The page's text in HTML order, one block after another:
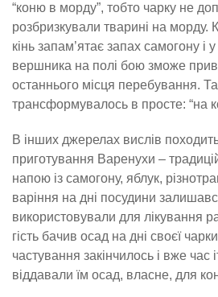
“коню в морду”, тобто чарку не
розбризкували тварині на морду.
кінь запам’ятає запах самогону і
вершника на полі бою зможе
останнього місця перебування.
трансформувалось в просте: “на
В інших джерелах вислів
приготування Варенухи –
напою із самогону, яблук,
варіння на дні посудини
використовували для лікування
гість бачив осад на дні своєї
частування закінчилось і вже час
віддавали їм осад, власне, для